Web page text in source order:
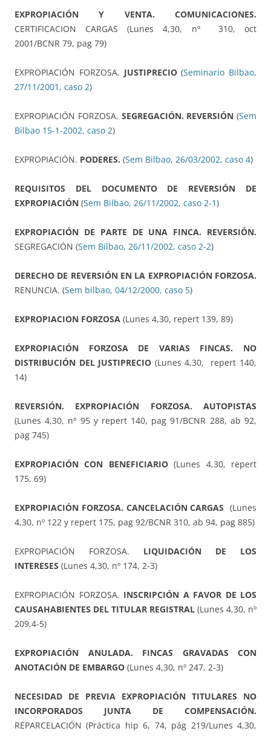
EXPROPIACIÓN Y VENTA. COMUNICACIONES.
CERTIFICACION CARGAS (Lunes 4,30, nº 310, oct
2001/BCNR 79, pag 79)
EXPROPIACIÓN FORZOSA. JUSTIPRECIO(Seminario Bilbao,
27/11/2001, caso 2)
EXPROPIACIÓN FORZOSA. SEGREGACIÓN. REVERSIÓN (Sem
Bilbao 15-1-2002, caso 2)
EXPROPIACIÓN. PODERES. (Sem Bilbao, 26/03/2002, caso 4)
REQUISITOS DEL DOCUMENTO DE REVERSIÓN DE
EXPROPIACIÓN (Sem Bilbao, 26/11/2002, caso 2-1)
EXPROPIACIÓN DE PARTE DE UNA FINCA. REVERSIÓN.
SEGREGACIÓN (Sem Bilbao, 26/11/2002, caso 2-2)
DERECHO DE REVERSIÓN EN LA EXPROPIACIÓN FORZOSA.
RENUNCIA. (Sem bilbao, 04/12/2000, caso 5)
EXPROPIACION FORZOSA (Lunes 4,30, repert 139, 89)
EXPROPIACIÓN FORZOSA DE VARIAS FINCAS. NO
DISTRIBUCIÓN DEL JUSTIPRECIO (Lunes 4,30, repert 140,
14)
REVERSIÓN. EXPROPIACIÓN FORZOSA. AUTOPISTAS
(Lunes 4,30, nº 95 y repert 140, pag 91/BCNR 288, ab 92,
pag 745)
EXPROPIACIÓN CON BENEFICIARIO(Lunes 4,30, repert
175, 69)
EXPROPIACIÓN FORZOSA. CANCELACIÓN CARGAS (Lunes
4,30, nº 122 y repert 175, pag 92/BCNR 310, ab 94, pag 885)
EXPROPIACIÓN FORZOSA. LIQUIDACIÓN DE LOS
INTERESES (Lunes 4,30, nº 174, 2-3)
EXPROPIACIÓN FORZOSA. INSCRIPCIÓN A FAVOR DE LOS
CAUSAHABIENTES DEL TITULAR REGISTRAL (Lunes 4,30, nº
209,4-5)
EXPROPIACIÓN ANULADA. FINCAS GRAVADAS CON
ANOTACIÓN DE EMBARGO (Lunes 4,30, nº 247, 2-3)
NECESIDAD DE PREVIA EXPROPIACIÓN TITULARES NO
INCORPORADOS JUNTA DE COMPENSACIÓN.
REPARCELACIÓN (Práctica hip 6, 74, pág 219/Lunes 4,30,